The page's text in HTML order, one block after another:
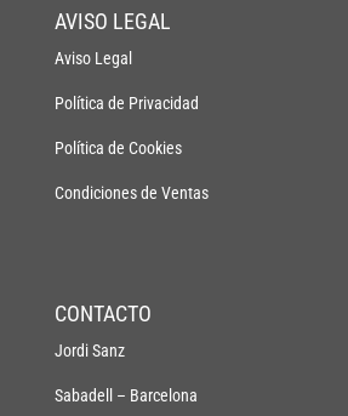
AVISO LEGAL
Aviso Legal
Política de Privacidad
Política de Cookies
Condiciones de Ventas
CONTACTO
Jordi Sanz
Sabadell – Barcelona